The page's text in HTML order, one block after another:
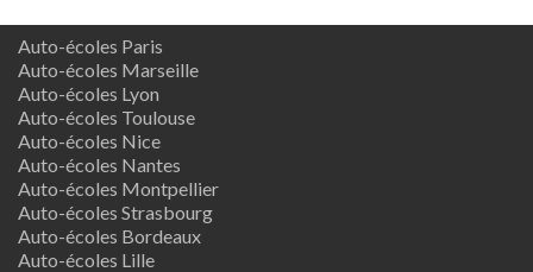
Auto-écoles Paris
Auto-écoles Marseille
Auto-écoles Lyon
Auto-écoles Toulouse
Auto-écoles Nice
Auto-écoles Nantes
Auto-écoles Montpellier
Auto-écoles Strasbourg
Auto-écoles Bordeaux
Auto-écoles Lille